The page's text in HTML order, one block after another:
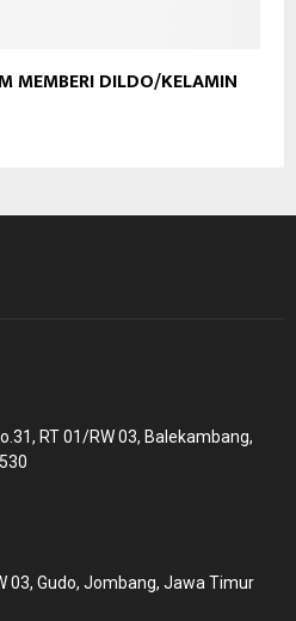
MEMBERI DILDO/KELAMIN
RT 01/RW 03, Balekambang,
03, Gudo, Jombang, Jawa Timur